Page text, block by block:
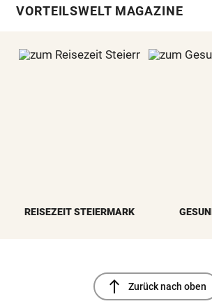
VORTEILSWELT MAGAZINE
REISEZEIT STEIERMARK
north Zurück nach oben